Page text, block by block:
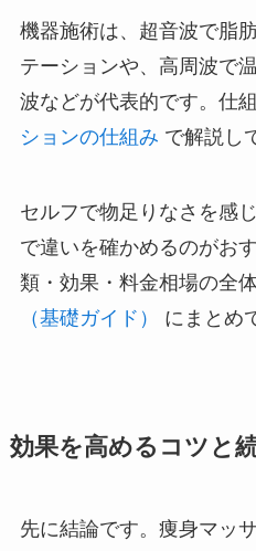
機器施術は、超音波で脂
テーションや、高周波で
波などが代表的です。仕
ションの仕組み で解説し
セルフで物足りなさを感
で違いを確かめるのがお
類・効果・料金相場の全
（基礎ガイド）
にまとめ
効果を高めるコツと
先に結論です。痩身マッ